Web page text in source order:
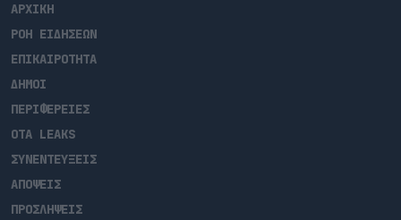
ΑΡΧΙΚΗ
ΡΟΗ ΕΙΔΗΣΕΩΝ
ΕΠΙΚΑΙΡΟΤΗΤΑ
ΔΗΜΟΙ
ΠΕΡΙΦΕΡΕΙΕΣ
OTA LEAKS
ΣΥΝΕΝΤΕΥΞΕΙΣ
ΑΠΟΨΕΙΣ
ΠΡΟΣΛΗΨΕΙΣ